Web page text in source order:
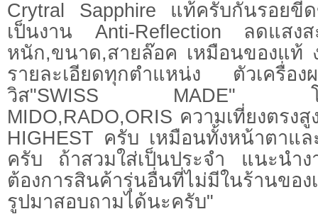
Crytral Sapphire แท้ครับกันรอยขี
เป็นงาน Anti-Reflection ลดแสง
หนัก,ขนาด,สายล๊อค เหมือนของแท้
รายละเอียดทุกตำแหน่ง ตัวเครื่องผ
วิส"SWISS MADE" โรงง
MIDO,RADO,ORIS ความเที่ยงตรง
HIGHEST ครับ เหมือนทั้งหน้าตาแ
ครับ ถ้าสวมใส่เป็นประจำ แนะนำ
ต้องการสินค้ารุ่นอื่นที่ไม่มีในร้านของ
รูปมาสอบถามได้นะครับ"